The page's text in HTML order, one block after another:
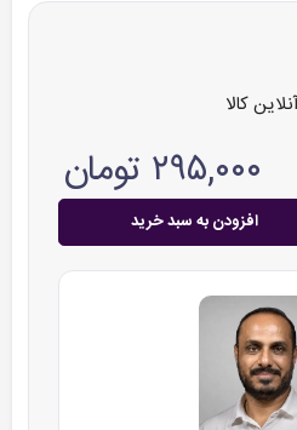
کالا
۲۹۵,۰۰۰ تومان
افزودن به سبد خرید